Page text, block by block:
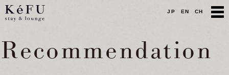
JP EN CH
Recommendation